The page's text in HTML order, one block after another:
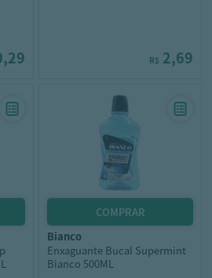
R$ 2,69
bianco
Enxaguante Bucal Supermint
Bianco 500ML